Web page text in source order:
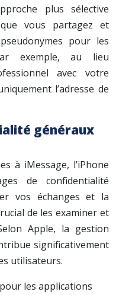
plus sélective
vous partagez et
pour les
exemple, au lieu
avec votre
l’adresse de
généraux
à iMessage, l’iPhone
de confidentialité
vos échanges et la
de les examiner et
Apple, la gestion
significativement
utilisateurs.
les applications